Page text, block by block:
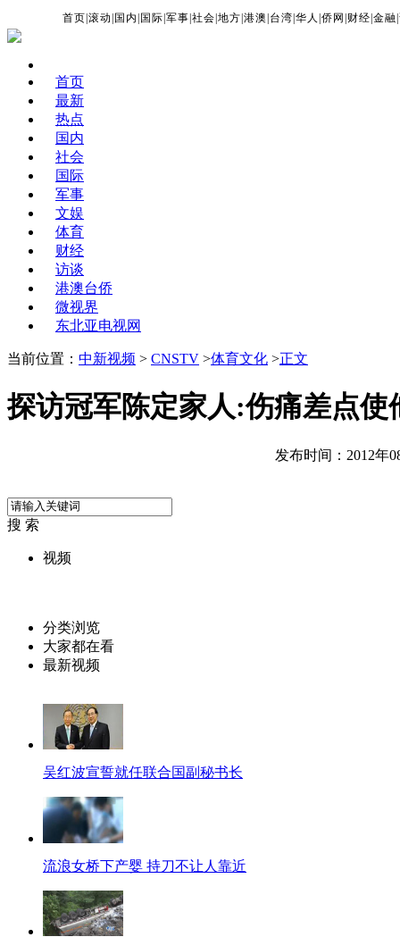
首页 |滚动 国内 国际 |军事 |社会 |地方 |港澳 台湾 |华人 |侨网 财经 |金融 |
首页
最新
热点
国内
社会
国际
军事
文娱
体育
财经
访谈
港澳台侨
微视界
东北亚电视网
当前位置： 中新视频 > CNSTV >体育文化 >正文
探访冠军陈定家人:伤痛差点使
发布时间：2012年
搜 索
视频
分类浏览
大家都在看
最新视频
吴红波宣誓就任联合国副秘书长
流浪女桥下产婴 持刀不让人靠近